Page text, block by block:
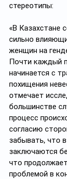
стереотипы:
«В Казахстане
сильно
женщин на
Почти каждый
начинается с
похищения
отмечает
большинстве
процесс
согласию
забывать, что
заключаются
что
проблемой в